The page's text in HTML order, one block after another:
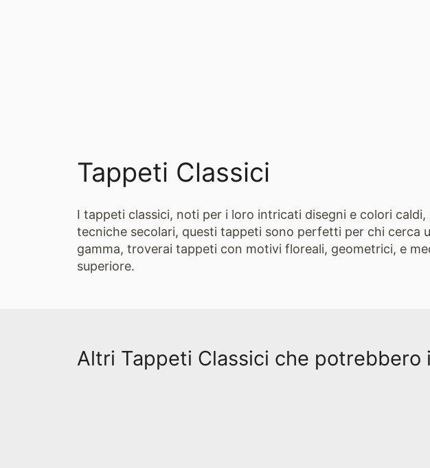
Tappeti Classici
I tappeti classici, noti per i loro intricati disegni e colori
tecniche secolari, questi tappeti sono perfetti per chi cerca
gamma, troverai tappeti con motivi floreali, geometrici, e
superiore.
Altri Tappeti Classici che potrebbero